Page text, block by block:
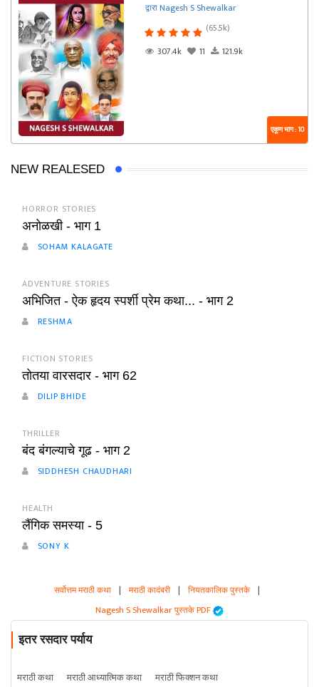
द्वारा Nagesh S Shewalkar
(65.5k)
307.4k
11 121.9k
एकूण भाग : 10
NEW REALESED
HORROR STORIES
अनोळखी - भाग 1
SOHAM KALAGATE
ADVENTURE STORIES
अभिजित - ऐक हृदय स्पर्शी प्रेम कथा... - भाग 2
RESHMA
FICTION STORIES
तोतया वारसदार - भाग 62
DILIP BHIDE
THRILLER
बंद बंगल्याचे गूढ - भाग 2
SIDDHESH CHAUDHARI
HEALTH
लैंगिक समस्या - 5
SONY K
सर्वोत्तम मराठी कथा | मराठी कादंबरी | नियतकालिक पुस्तके |
Nagesh S Shewalkar पुस्तके PDF
इतर रसदार पर्याय
मराठी कथा मराठी आध्यात्मिक कथा
मराठी फिक्शन कथा